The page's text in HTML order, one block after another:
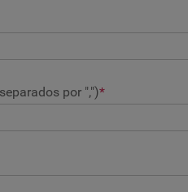
por ",")*